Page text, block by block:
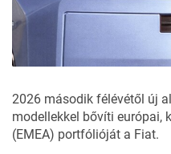
2026 második félévétől új
modellekkel bővíti európai,
(EMEA) portfólióját a Fiat.